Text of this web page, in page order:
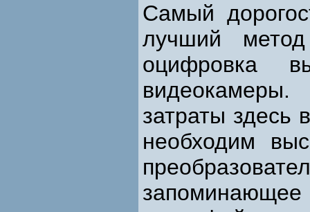
Самый
лучший
оцифровка
затраты здесь
необходим